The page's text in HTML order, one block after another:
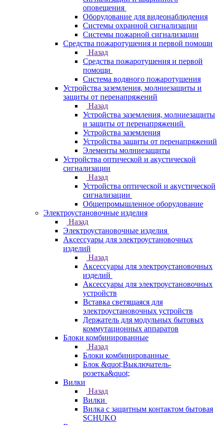
оповещения
Оборудование для видеонаблюдения
Системы охранной сигнализации
Системы пожарной сигнализации
Средства пожаротушения и первой помощи
Назад
Средства пожаротушения и первой
помощи
Система водяного пожаротушения
Устройства заземления, молниезащиты и
защиты от перенапряжений
Назад
Устройства заземления, молниезащиты
и защиты от перенапряжений
Устройства заземления
Устройства защиты от перенапряжений
Элементы молниезащиты
Устройства оптической и акустической
сигнализации
Назад
Устройства оптической и акустической
сигнализации
Общепромышленное оборудование
Электроустановочные изделия
Назад
Электроустановочные изделия
Аксессуары для электроустановочных
изделий
Назад
Аксессуары для электроустановочных
изделий
Аксессуары для электроустановочных
устройств
Вставка светящаяся для
электроустановочных устройств
Держатель для модульных бытовых
коммутационных аппаратов
Блоки комбинированные
Назад
Блоки комбинированные
Блок &quot;Выключатель-
розетка&quot;
Вилки
Назад
Вилки
Вилка с защитным контактом бытовая
SCHUKO